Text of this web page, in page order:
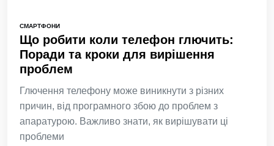
СМАРТФОНИ
Що робити коли телефон глючить:
Поради та кроки для вирішення
проблем
Глючення телефону може виникнути з різних
причин, від програмного збою до проблем з
апаратурою. Важливо знати, як вирішувати ці
проблеми